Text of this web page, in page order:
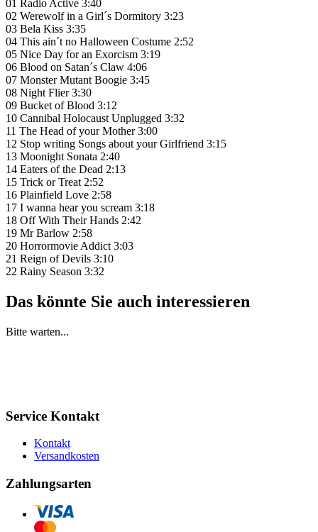
01 Radio Active 3:40
02 Werewolf in a Girl´s Dormitory 3:23
03 Bela Kiss 3:35
04 This ain´t no Halloween Costume 2:52
05 Nice Day for an Exorcism 3:19
06 Blood on Satan´s Claw 4:06
07 Monster Mutant Boogie 3:45
08 Night Flier 3:30
09 Bucket of Blood 3:12
10 Cannibal Holocaust Unplugged 3:32
11 The Head of your Mother 3:00
12 Stop writing Songs about your Girlfriend 3:15
13 Moonight Sonata 2:40
14 Eaters of the Dead 2:13
15 Trick or Treat 2:52
16 Plainfield Love 2:58
17 I wanna hear you scream 3:18
18 Off With Their Hands 2:42
19 Mr Barlow 2:58
20 Horrormovie Addict 3:03
21 Reign of Devils 3:10
22 Rainy Season 3:32
Das könnte Sie auch interessieren
Bitte warten...
Service Kontakt
Kontakt
Versandkosten
Zahlungsarten